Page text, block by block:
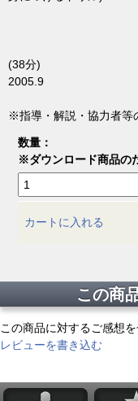
(38分)
2005.9
※指導・解説・協力者等
数量：
※ダウンロード商品の
カートに入れる
この商
この商品に対するご感想
レビューを書き込む